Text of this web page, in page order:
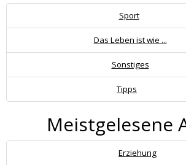
Sport
Das Leben ist wie ...
Sonstiges
Tipps
Meistgelesene
Erziehung